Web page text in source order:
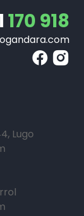
170 918
Lugo